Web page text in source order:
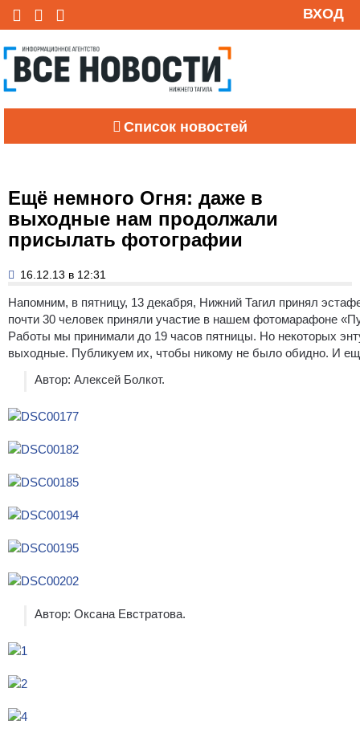
ВХОД
Список новостей
Ещё немного Огня: даже в
выходные нам продолжали
присылать фотографии
16.12.13 в 12:31
Напомним, в пятницу, 13 декабря, Нижний Тагил принял
почти 30 человек приняли участие в нашем фотомарафоне
Работы мы принимали до 19 часов пятницы. Но некоторых
выходные. Публикуем их, чтобы никому не было обидно. И
Автор: Алексей Болкот.
Автор: Оксана Евстратова.